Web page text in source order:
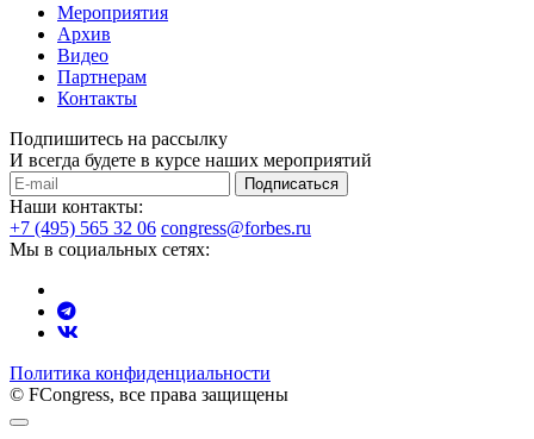
Мероприятия
Архив
Видео
Партнерам
Контакты
Подпишитесь на рассылку
И всегда будете в курсе наших мероприятий
Подписаться
Наши контакты:
+7 (495) 565 32 06 congress@forbes.ru
Мы в социальных сетях:
Политика конфиденциальности
© FCongress, все права защищены